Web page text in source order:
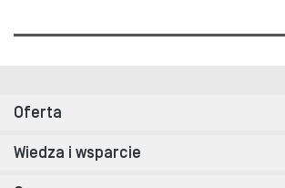
Oferta
Wiedza i wsparcie